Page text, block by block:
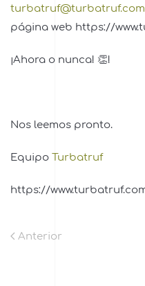
turbatruf@turbatruf.com
página web https://
¡Ahora o nunca! 👏!
Nos leemos pronto.
Equipo Turbatruf
https://
Anterior